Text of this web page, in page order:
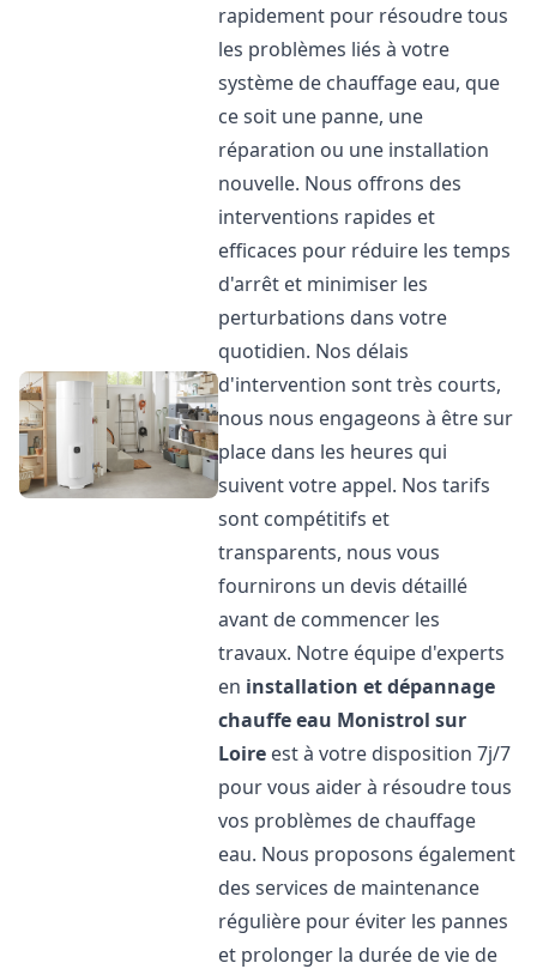
rapidement pour résoudre tous
les problèmes liés à votre
système de chauffage eau, que
ce soit une panne, une
réparation ou une installation
nouvelle. Nous offrons des
interventions rapides et
efficaces pour réduire les temps
d'arrêt et minimiser les
perturbations dans votre
quotidien. Nos délais
d'intervention sont très courts,
nous nous engageons à être sur
place dans les heures qui
suivent votre appel. Nos tarifs
sont compétitifs et
transparents, nous vous
fournirons un devis détaillé
avant de commencer les
travaux. Notre équipe d'experts
en installation et dépannage
chauffe eau Monistrol sur
Loire est à votre disposition 7j/7
pour vous aider à résoudre tous
vos problèmes de chauffage
eau. Nous proposons également
des services de maintenance
régulière pour éviter les pannes
et prolonger la durée de vie de